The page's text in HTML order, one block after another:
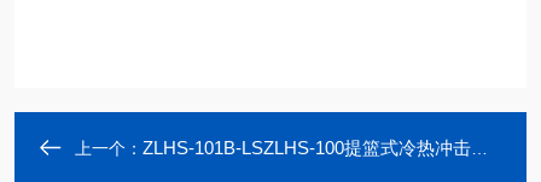
上一个： ZLHS-101B-LSZLHS-100提篮式冷热冲击交变试验箱